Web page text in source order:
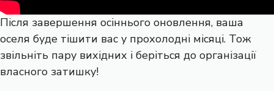
Після завершення осіннього оновлення, ваша
оселя буде тішити вас у прохолодні місяці. Тож
звільніть пару вихідних і беріться до організації
власного затишку!